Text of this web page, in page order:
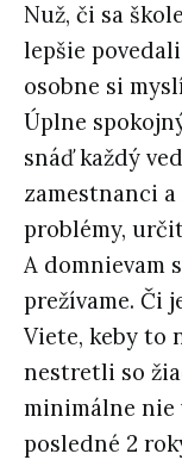
Nuž, či sa
lepšie
osobne si
Úplne
snáď každý
zamestnanci
problémy,
A domnievam
prežívame. Či
Viete, keby to
nestretli so
minimálne nie
posledné 2